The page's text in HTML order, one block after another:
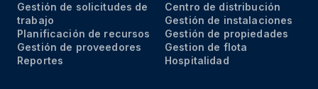
Gestión de solicitudes de
trabajo
Planificación de recursos
Gestión de proveedores
Reportes
Centro de distribución
Gestión de instalaciones
Gestión de propiedades
Gestion de flota
Hospitalidad